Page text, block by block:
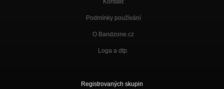
Kontakt
Podmínky používání
O Bandzone.cz
Loga a dtp.
Registrovaných skupin